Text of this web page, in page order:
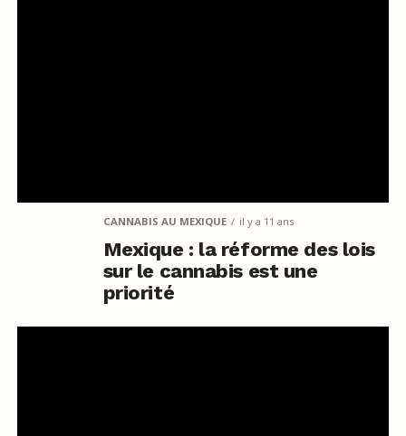
CANNABIS AU MEXIQUE il y a 11 ans
Mexique : la réforme des lois
sur le cannabis est une
priorité